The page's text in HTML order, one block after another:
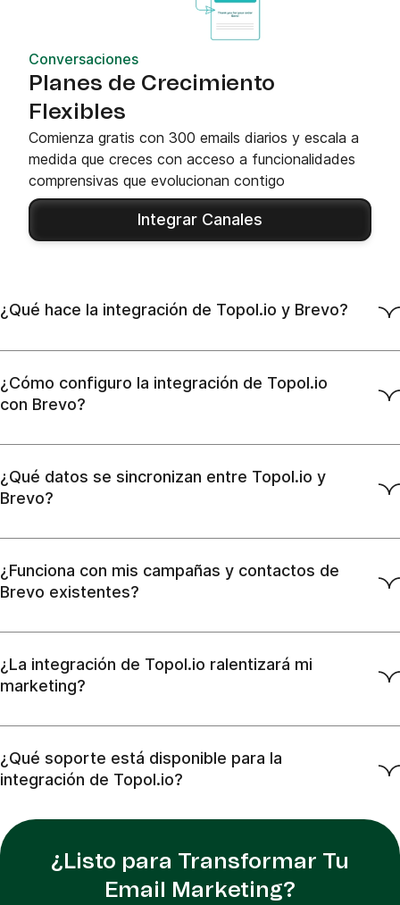
Conversaciones
Planes de Crecimiento
Flexibles
Comienza gratis con 300 emails diarios y escala a
medida que creces con acceso a funcionalidades
comprensivas que evolucionan contigo
Integrar Canales
¿Qué hace la integración de Topol.io y Brevo?
¿Cómo configuro la integración de Topol.io
con Brevo?
¿Qué datos se sincronizan entre Topol.io y
Brevo?
¿Funciona con mis campañas y contactos de
Brevo existentes?
¿La integración de Topol.io ralentizará mi
marketing?
¿Qué soporte está disponible para la
integración de Topol.io?
¿Listo para Transformar Tu
Email Marketing?